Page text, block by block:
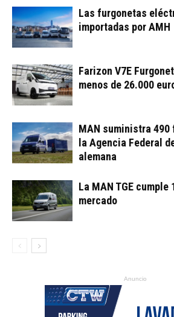
Las furgonetas
importadas por AMH
Farizon V7E
menos de 26.000
MAN suministra 490
la Agencia Federal
alemana
La MAN TGE cumple
mercado
Anuncio